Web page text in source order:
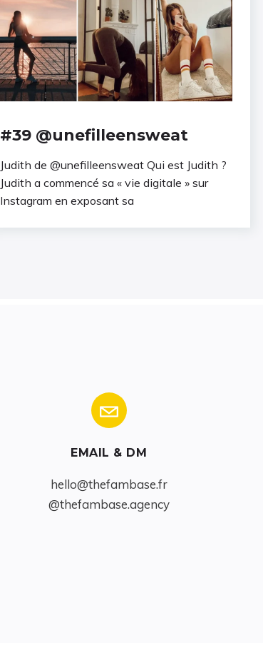
#39 @unefilleensweat
Judith de @unefilleensweat Qui est Judith ?
Judith a commencé sa « vie digitale » sur
Instagram en exposant sa
EMAIL & DM
hello@thefambase.fr
@thefambase.agency